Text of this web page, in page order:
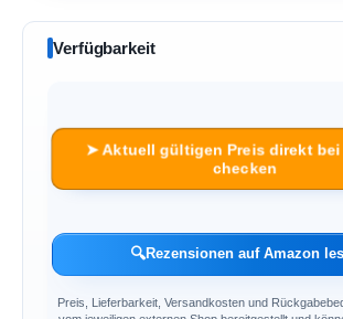
Verfügbarkeit
➤ Aktuell gültigen Preis direkt bei
checken
🔍Rezensionen auf Amazon
Preis, Lieferbarkeit, Versandkosten und